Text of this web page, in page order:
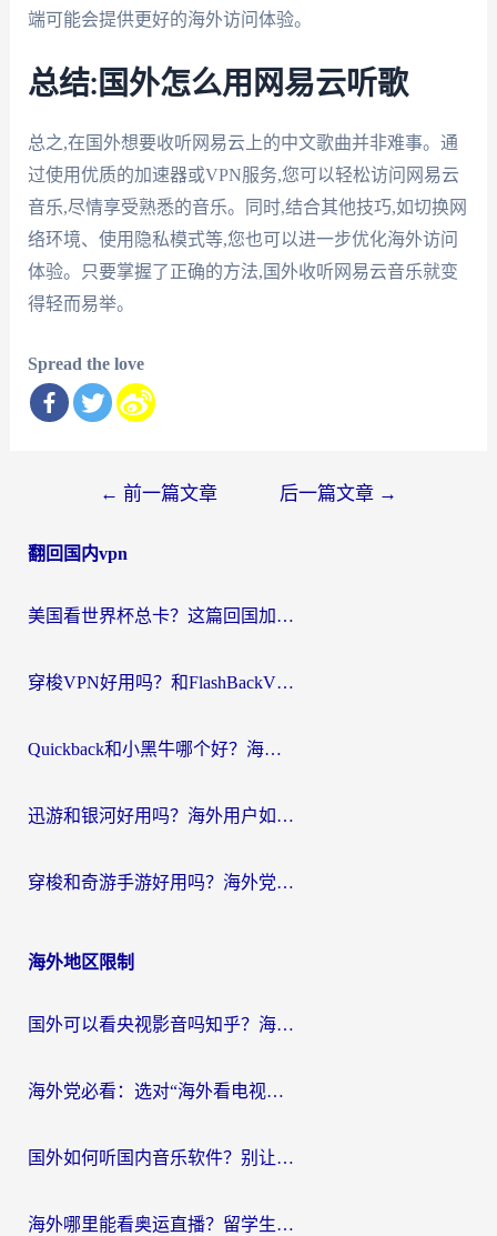
端可能会提供更好的海外访问体验。
总结:国外怎么用网易云听歌
总之,在国外想要收听网易云上的中文歌曲并非难事。通
过使用优质的加速器或VPN服务,您可以轻松访问网易云
音乐,尽情享受熟悉的音乐。同时,结合其他技巧,如切换网
络环境、使用隐私模式等,您也可以进一步优化海外访问
体验。只要掌握了正确的方法,国外收听网易云音乐就变
得轻而易举。
Spread the love
导
← 前一篇文章 后一篇文章 →
翻回国内vpn
美国看世界杯总卡？这篇回国加速器指南帮你无缝刷国内资源（附苹果手机VPN设置步骤）
穿梭VPN好用吗？和FlashBackVPN对比哪个回国效果更好？
Quickback和小黑牛哪个好？海外党亲测指南，选对回国加速器秒回国内
迅游和银河好用吗？海外用户如何选择回国加速器实现无缝访问国内资源
穿梭和奇游手游好用吗？海外党亲测3款回国加速器，附蜜蜂加速器七天试用攻略
海外地区限制
国外可以看央视影音吗知乎？海外党亲测有效的回国加速方案
海外党必看：选对“海外看电视剧软件”，再也不用愁国内剧刷不了
国外如何听国内音乐软件？别让地域限制，断了你的中文歌单
海外哪里能看奥运直播？留学生&海外华人必看的体育赛事观赛终极指南